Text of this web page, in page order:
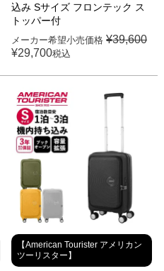
込み Sサイズ フロンテック ス
トッパー付
メーカー希望小売価格 ¥39,600
¥29,700税込
【American Tourister アメリカン
ツーリスター】